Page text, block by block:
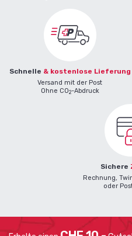
Schnelle & kostenlose Lieferung
Versand mit der Post
Ohne CO2-Abdruck
Sichere
Rechnung,
oder